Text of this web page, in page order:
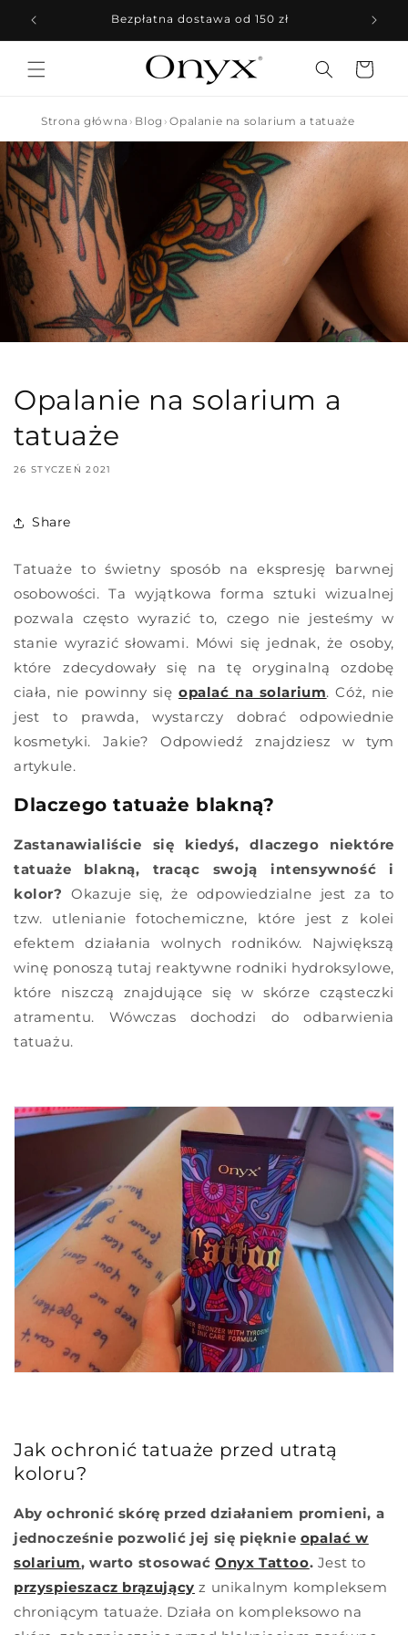
do
Bezpłatna dostawa od 150 zł
Koszyk
Strona główna Blog Opalanie na solarium a tatuaże
Opalanie na solarium a
tatuaże
26 STYCZEŃ 2021
Share
Tatuaże to świetny sposób na ekspresję barwnej
osobowości. Ta wyjątkowa forma sztuki wizualnej
pozwala często wyrazić to, czego nie jesteśmy w
stanie wyrazić słowami. Mówi się jednak, że osoby,
które zdecydowały się na tę oryginalną ozdobę
ciała, nie powinny się opalać na solarium. Cóż, nie
jest to prawda, wystarczy dobrać odpowiednie
kosmetyki. Jakie? Odpowiedź znajdziesz w tym
artykule.
Dlaczego tatuaże blakną?
Zastanawialiście się kiedyś, dlaczego niektóre
tatuaże blakną, tracąc swoją intensywność i
kolor? Okazuje się, że odpowiedzialne jest za to
tzw. utlenianie fotochemiczne, które jest z kolei
efektem działania wolnych rodników. Największą
winę ponoszą tutaj reaktywne rodniki hydroksylowe,
które niszczą znajdujące się w skórze cząsteczki
atramentu. Wówczas dochodzi do odbarwienia
tatuażu.
Jak ochronić tatuaże przed utratą
koloru?
Aby ochronić skórę przed działaniem promieni, a
jednocześnie pozwolić jej się pięknie opalać w
solarium, warto stosowaćOnyx Tattoo. Jest to
przyspieszacz brązujący z unikalnym kompleksem
chroniącym tatuaże. Działa on kompleksowo na